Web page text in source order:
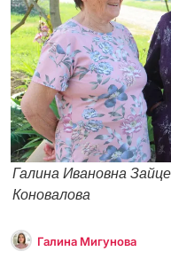
Галина Ивановна
Коновалова
Галина Мигунова